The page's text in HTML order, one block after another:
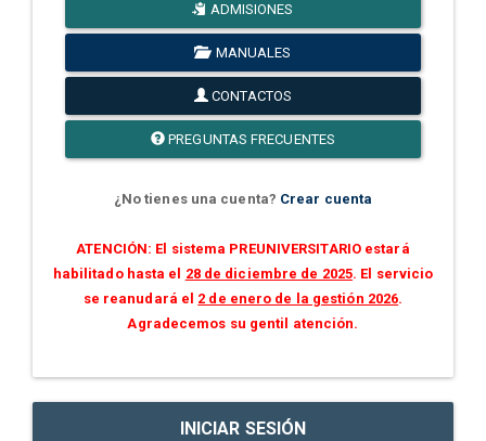
ADMISIONES
MANUALES
CONTACTOS
PREGUNTAS FRECUENTES
¿No tienes una cuenta? Crear cuenta
ATENCIÓN: El sistema PREUNIVERSITARIO estará
habilitado hasta el 28 de diciembre de 2025. El servicio
se reanudará el 2 de enero de la gestión 2026.
Agradecemos su gentil atención.
INICIAR SESIÓN